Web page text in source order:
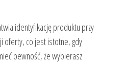
identyfikację produktu przy
oferty, co jest istotne, gdy
pewność, że wybierasz